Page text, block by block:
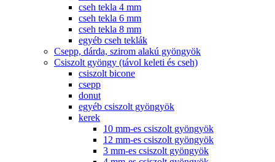
cseh tekla 4 mm
cseh tekla 6 mm
cseh tekla 8 mm
egyéb cseh teklák
Csepp, dárda, szirom alakú gyöngyök
Csiszolt gyöngy (távol keleti és cseh)
csiszolt bicone
csepp
donut
egyéb csiszolt gyöngyök
kerek
10 mm-es csiszolt gyöngyök
12 mm-es csiszolt gyöngyök
3 mm-es csiszolt gyöngyök